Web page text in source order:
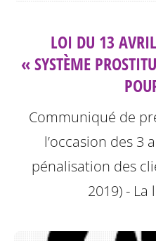
LOI DU 13
« SYSTÈME
Communiqué de
l’occasion des 3
pénalisation des
2019) - La